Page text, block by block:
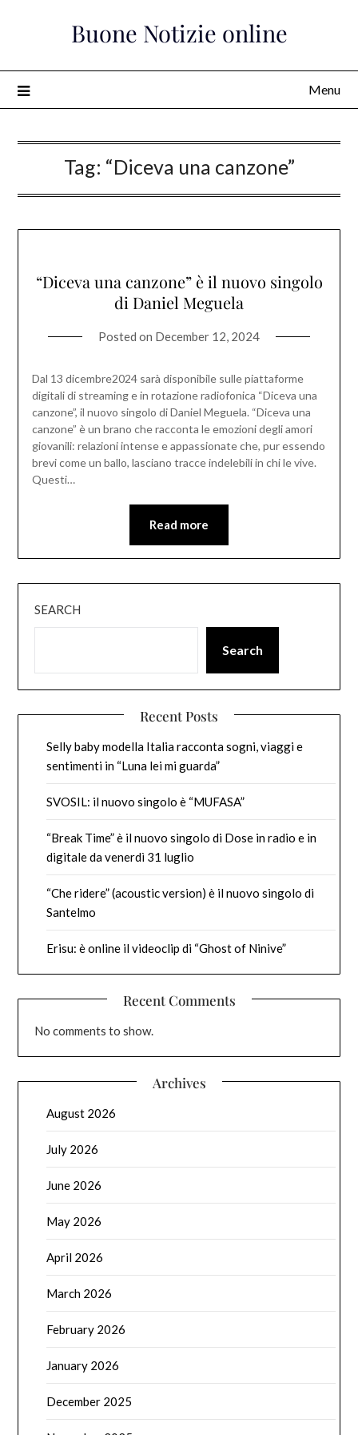
Buone Notizie online
Menu
Tag: “Diceva una canzone”
“Diceva una canzone” è il nuovo singolo
di Daniel Meguela
Posted on December 12, 2024
Dal 13 dicembre2024 sarà disponibile sulle piattaforme
digitali di streaming e in rotazione radiofonica “Diceva una
canzone”, il nuovo singolo di Daniel Meguela. “Diceva una
canzone” è un brano che racconta le emozioni degli amori
giovanili: relazioni intense e appassionate che, pur essendo
brevi come un ballo, lasciano tracce indelebili in chi le vive.
Questi…
Read more
SEARCH
Search
Recent Posts
Selly baby modella Italia racconta sogni, viaggi e
sentimenti in “Luna lei mi guarda”
SVOSIL: il nuovo singolo è “MUFASA”
“Break Time” è il nuovo singolo di Dose in radio e in
digitale da venerdì 31 luglio
“Che ridere” (acoustic version) è il nuovo singolo di
Santelmo
Erisu: è online il videoclip di “Ghost of Ninive”
Recent Comments
No comments to show.
Archives
August 2026
July 2026
June 2026
May 2026
April 2026
March 2026
February 2026
January 2026
December 2025